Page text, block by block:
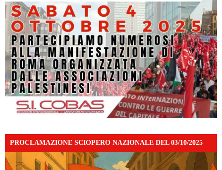
PROCLAMAZIONE SCIOPERO NAZIONALE DEL 03/10/2025